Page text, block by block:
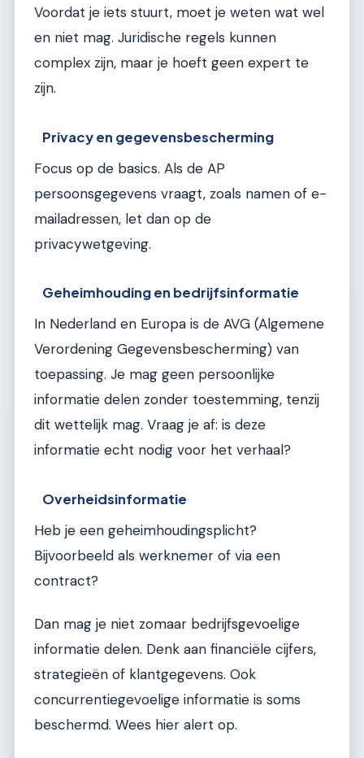
Voordat je iets stuurt, moet je weten wat wel
en niet mag. Juridische regels kunnen
complex zijn, maar je hoeft geen expert te
zijn.
Privacy en gegevensbescherming
Focus op de basics. Als de AP
persoonsgegevens vraagt, zoals namen of e-
mailadressen, let dan op de
privacywetgeving.
Geheimhouding en bedrijfsinformatie
In Nederland en Europa is de AVG (Algemene
Verordening Gegevensbescherming) van
toepassing. Je mag geen persoonlijke
informatie delen zonder toestemming, tenzij
dit wettelijk mag. Vraag je af: is deze
informatie echt nodig voor het verhaal?
Overheidsinformatie
Heb je een geheimhoudingsplicht?
Bijvoorbeeld als werknemer of via een
contract?
Dan mag je niet zomaar bedrijfsgevoelige
informatie delen. Denk aan financiële cijfers,
strategieën of klantgegevens. Ook
concurrentiegevoelige informatie is soms
beschermd. Wees hier alert op.